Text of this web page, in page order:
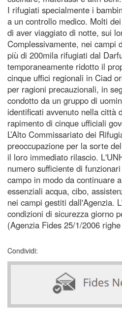
I rifugiati specialmente i
a un controllo medico. Molti
di aver viaggiato di notte, sui
Complessivamente, nei campi
più di 200mila rifugiati dal
temporaneamente ridotto il
cinque uffici regionali in Ciad
per ragioni precauzionali, in
condotto da un gruppo di
identificati avvenuto nella città
rapimento di cinque ufficiali
L’Alto Commissariato dei
preoccupazione per la sorte
il loro immediato rilascio.
numero sufficiente di
campo in modo da continuare
essenziali acqua, cibo,
nei campi gestiti dall'Agenzia.
condizioni di sicurezza giorno
(Agenzia Fides 25/1/2006
Condividi: